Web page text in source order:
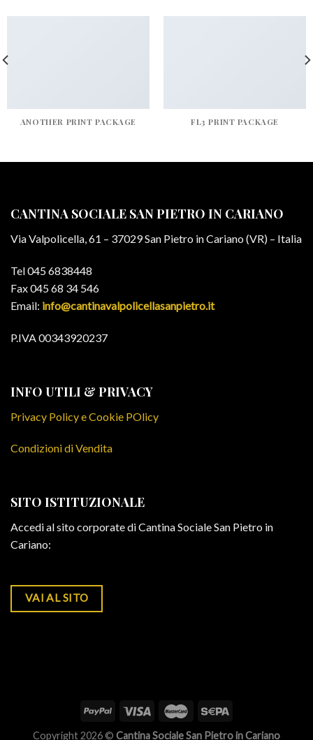
ANOTHER PRINT PACKAGE FL3 PRINT PACKAGE
CANTINA SOCIALE SAN PIETRO IN CARIANO
Via Valpolicella, 61 – 37029 San Pietro in Cariano (VR) – Italia
Tel 045 6838448
Fax 045 68 34 546
Email: info@cantinavalpolicellasanpietro.it
P.IVA 00343920237
INFO UTILI & PRIVACY
Privacy Policy e Cookie POlicy
Condizioni di Vendita
SITO ISTITUZIONALE
Accedi al sito corporate di Cantina Sociale San Pietro in
Cariano:
VAI AL SITO
Copyright 2026 © Cantina Sociale San Pietro in Cariano